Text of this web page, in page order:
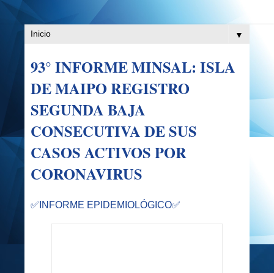
▼
93° INFORME MINSAL: ISLA
DE MAIPO REGISTRO
SEGUNDA BAJA
CONSECUTIVA DE SUS
CASOS ACTIVOS POR
CORONAVIRUS
✅ INFORME EPIDEMIOLÓGICO✅